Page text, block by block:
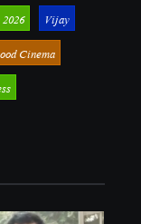
Vijay
Cinema